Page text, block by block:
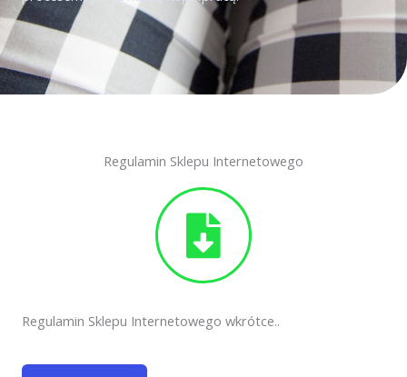
Regulamin Sklepu Internetowego
Regulamin Sklepu Internetowego wkrótce..